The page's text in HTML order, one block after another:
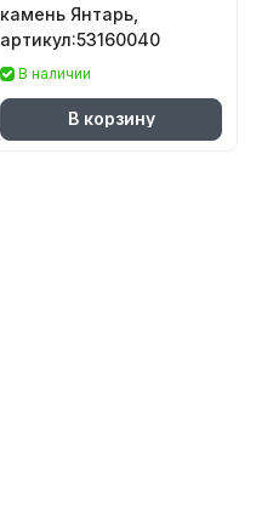
камень Янтарь,
артикул:53160040
В наличии
В корзину